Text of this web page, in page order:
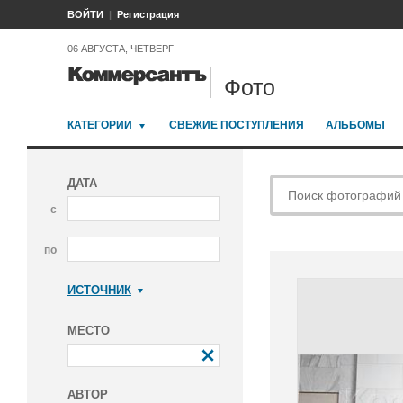
ВОЙТИ Регистрация
06 АВГУСТА, ЧЕТВЕРГ
Фото
КАТЕГОРИИ СВЕЖИЕ ПОСТУПЛЕНИЯ АЛЬБОМЫ
ДАТА
с
по
ИСТОЧНИК
МЕСТО
АВТОР